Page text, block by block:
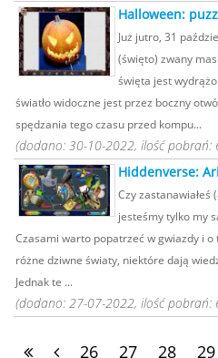
Halloween:
Już jutro, 31
(święto) zwany
święta jest
światło widoczne jest przez boczny
spędzania tego czasu przed kompu...
(dodano: 30-10-2022, ilość pobrań:
Hiddenverse:
Czy zastanawiałeś
jesteśmy tylko my
Czasami warto popatrzeć w gwiazdy i
różne dziwne światy, niektóre dają
Jednak te ...
(dodano: 27-07-2022, ilość pobrań:
26 27 28 29